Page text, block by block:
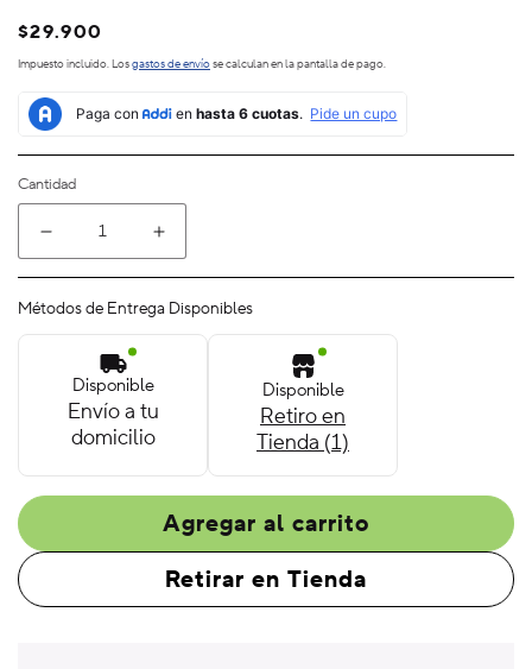
Precio
habitual
$29.900
Impuesto incluido. Losgastos de envíose calculan en la pantalla de pago.
Cantidad
Reducir
cantidad
para
Unisex
Blue
Tang
Fish
Aumentar
cantidad
para
Jibbitz
Tang
Métodos de Entrega Disponibles
Disponible
Envío a tu
domicilio
Disponible
Retiro en
Tienda (1)
Agregar al carrito
Retirar en Tienda